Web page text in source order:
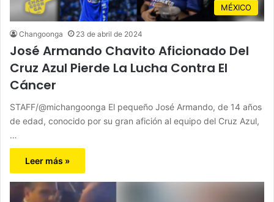
MÉXICO
Changoonga 23 de abril de 2024
José Armando Chavito Aficionado Del
Cruz Azul Pierde La Lucha Contra El
Cáncer
STAFF/@michangoonga El pequeño José Armando, de 14 años
de edad, conocido por su gran afición al equipo del Cruz Azul,
…
Leer más »